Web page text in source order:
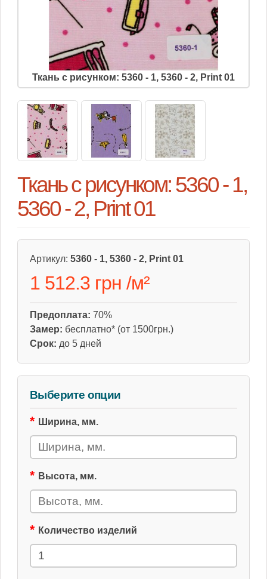
Ткань с рисунком: 5360 - 1, 5360 - 2, Print 01
Ткань с рисунком: 5360 - 1,
5360 - 2, Print 01
Артикул: 5360 - 1, 5360 - 2, Print 01
1 512.3 грн /м²
Предоплата: 70%
Замер: бесплатно* (от 1500грн.)
Срок: до 5 дней
Выберите опции
Ширина, мм.
Высота, мм.
Количество изделий